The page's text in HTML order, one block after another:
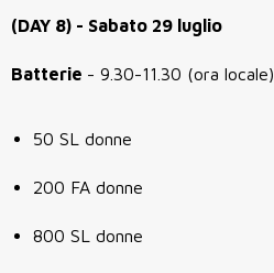
(DAY 8) - Sabato 29 luglio
Batterie - 9.30-11.30 (ora locale)
50 SL donne
200 FA donne
800 SL donne